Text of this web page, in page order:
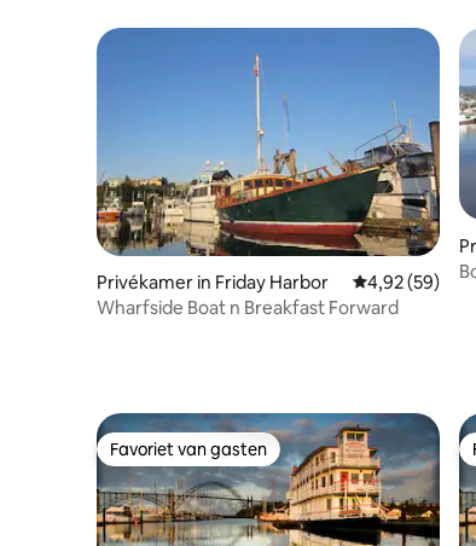
Privékamer in Friday Harbor Gemiddelde
4,92 (59)
Wharfside Boat n Breakfast Forward
Favoriet van gasten
Favoriet van gasten